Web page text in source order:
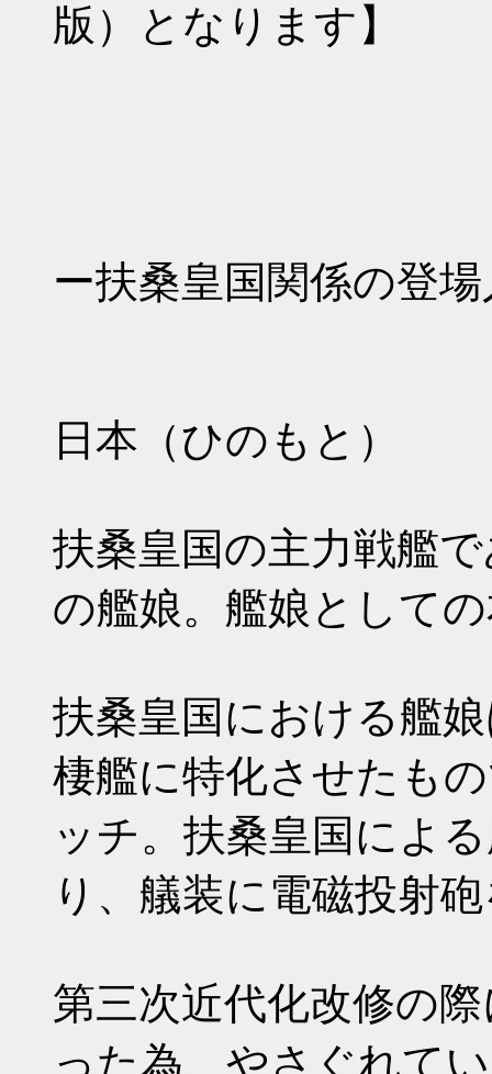
版）となります】
ー扶桑皇国関係の登
日本（ひのもと）
扶桑皇国の主力戦艦
の艦娘。艦娘として
扶桑皇国における艦
棲艦に特化させたも
ッチ。扶桑皇国によ
り、艤装に電磁投射
第三次近代化改修の
った為、やさぐれて